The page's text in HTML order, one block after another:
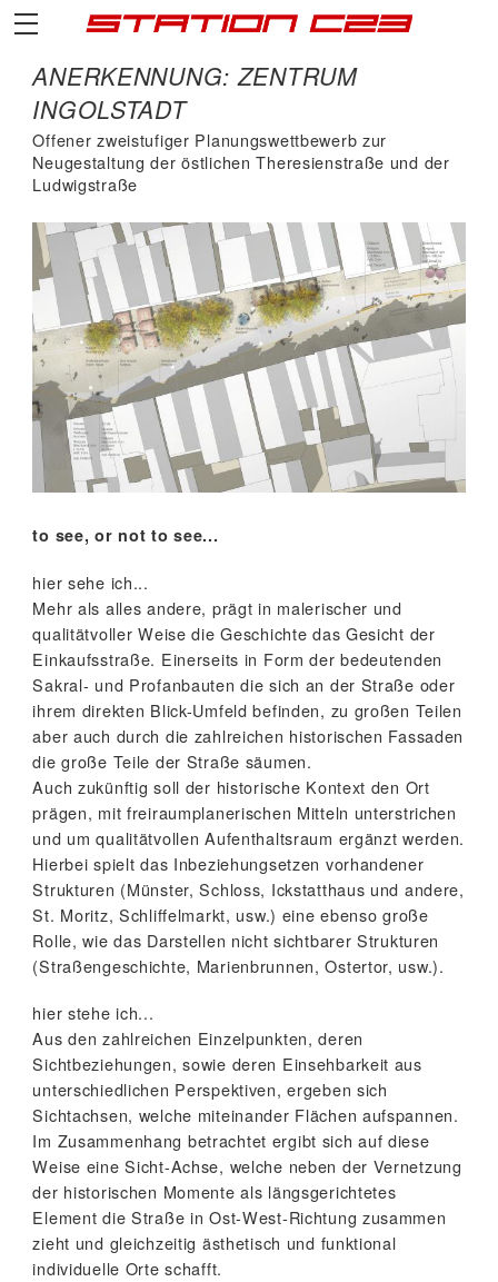
ANERKENNUNG: ZENTRUM
INGOLSTADT
Offener zweistufiger Planungswettbewerb zur
Neugestaltung der östlichen Theresienstraße und der
Ludwigstraße
to see, or not to see...
hier sehe ich...
Mehr als alles andere, prägt in malerischer und
qualitätvoller Weise die Geschichte das Gesicht der
Einkaufsstraße. Einerseits in Form der bedeutenden
Sakral- und Profanbauten die sich an der Straße oder
ihrem direkten Blick-Umfeld befinden, zu großen Teilen
aber auch durch die zahlreichen historischen Fassaden
die große Teile der Straße säumen.
Auch zukünftig soll der historische Kontext den Ort
prägen, mit freiraumplanerischen Mitteln unterstrichen
und um qualitätvollen Aufenthaltsraum ergänzt werden.
Hierbei spielt das Inbeziehungsetzen vorhandener
Strukturen (Münster, Schloss, Ickstatthaus und andere,
St. Moritz, Schliffelmarkt, usw.) eine ebenso große
Rolle, wie das Darstellen nicht sichtbarer Strukturen
(Straßengeschichte, Marienbrunnen, Ostertor, usw.).
hier stehe ich...
Aus den zahlreichen Einzelpunkten, deren
Sichtbeziehungen, sowie deren Einsehbarkeit aus
unterschiedlichen Perspektiven, ergeben sich
Sichtachsen, welche miteinander Flächen aufspannen.
Im Zusammenhang betrachtet ergibt sich auf diese
Weise eine Sicht-Achse, welche neben der Vernetzung
der historischen Momente als längsgerichtetes
Element die Straße in Ost-West-Richtung zusammen
zieht und gleichzeitig ästhetisch und funktional
individuelle Orte schafft.